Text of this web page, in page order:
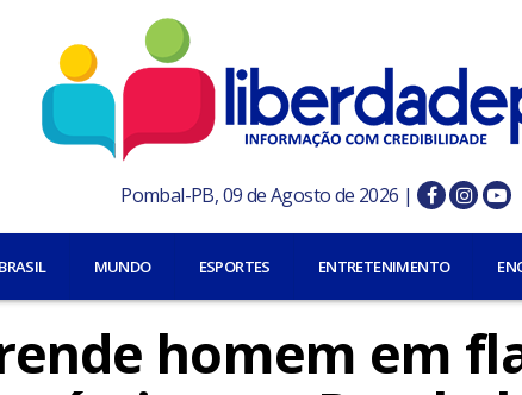
Pombal-PB, 09 de Agosto de 2026 |
BRASIL MUNDO ESPORTES ENTRETENIMENTO
homem em